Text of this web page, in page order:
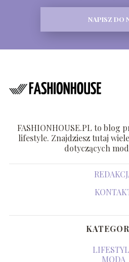
NAPISZ DO
FASHIONHOUSE.PL to blog
lifestyle. Znajdziesz tutaj
dotyczących
MODA